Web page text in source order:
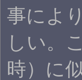
事によ
しい。
時）に